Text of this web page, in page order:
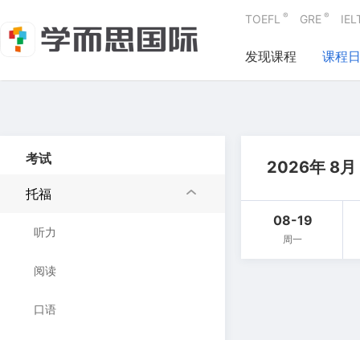
TOEFL ® GRE ®
发现课程 课程
考试
托福
听力
阅读
口语
2026年 8月
08-19
周一